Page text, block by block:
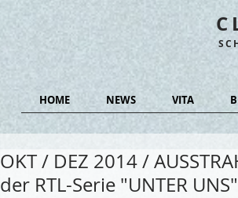
OKT / DEZ 2014 /
der RTL-Serie "UNTER UNS"
HOME NEWS VITA